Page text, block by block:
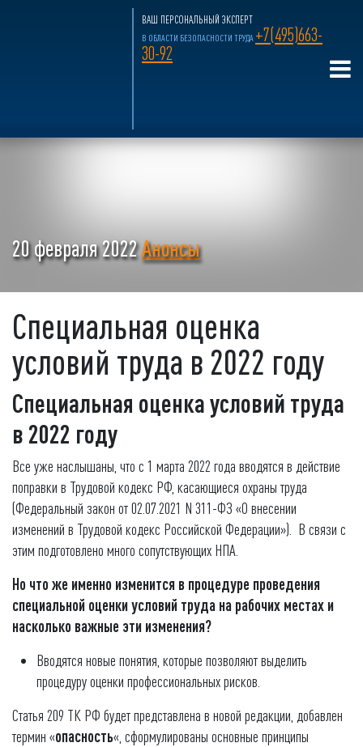
ВАШ ПЕРСОНАЛЬНЫЙ ЭКСПЕРТ
В ОБЛАСТИ БЕЗОПАСНОСТИ ТРУДА +7(495)663-
30-92
20 февраля 2022Анонсы
Специальная оценка
условий труда в 2022 году
Специальная оценка условий труда
в 2022 году
Все уже наслышаны, что с 1 марта 2022 года вводятся в действие
поправки в Трудовой кодекс РФ, касающиеся охраны труда
(Федеральный закон от 02.07.2021 N 311-ФЗ «О внесении
изменений в Трудовой кодекс Российской Федерации»). В связи с
этим подготовлено много сопутствующих НПА.
Но что же именно изменится в процедуре проведения
специальной оценки условий труда на рабочих местах и
насколько важные эти изменения?
Вводятся новые понятия, которые позволяют выделить
процедуру оценки профессиональных рисков.
Статья 209 ТК РФ будет представлена в новой редакции, добавлен
термин «опасность«, сформулированы основные принципы